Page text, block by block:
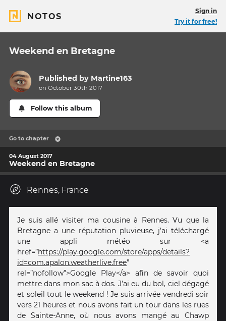
NOTOS
Sign in
Try it for free!
Weekend en Bretagne
Published by Martine163
on October 30th 2017
Follow this album
Go to chapter
04 August 2017
Weekend en Bretagne
Rennes, France
Je suis allé visiter ma cousine à Rennes. Vu que la
Bretagne a une réputation pluvieuse, j’ai téléchargé
une appli météo sur <a
href=”https://play.google.com/store/apps/details?
id=com.apalon.weatherlive.free”
rel=”nofollow”>Google Play</a> afin de savoir quoi
mettre dans mon sac à dos. J’ai eu du bol, ciel dégagé
et soleil tout le weekend ! Je suis arrivée vendredi soir
vers 21 heures et nous avons fait un tour dans les rues
de Sainte-Anne, où nous avons mangé au Chawp